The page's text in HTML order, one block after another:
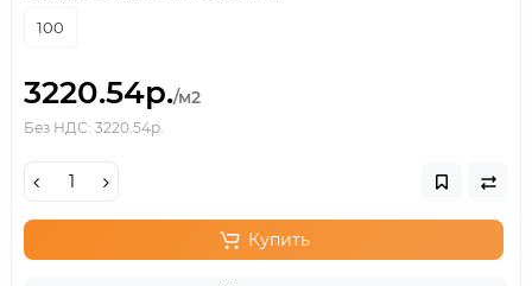
100
3220.54р./м2
Без НДС: 3220.54р.
Купить